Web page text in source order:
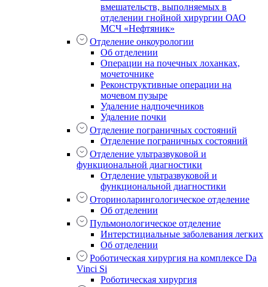
вмешательств, выполняемых в
отделении гнойной хирургии ОАО
МСЧ «Нефтяник»
Отделение онкоурологии
Об отделении
Операции на почечных лоханках,
мочеточнике
Реконструктивные операции на
мочевом пузыре
Удаление надпочечников
Удаление почки
Отделение пограничных состояний
Отделение пограничных состояний
Отделение ультразвуковой и
функциональной диагностики
Отделение ультразвуковой и
функциональной диагностики
Оториноларингологическое отделение
Об отделении
Пульмонологическое отделение
Интерстициальные заболевания легких
Об отделении
Роботическая хирургия на комплексе Da
Vinci Si
Роботическая хирургия